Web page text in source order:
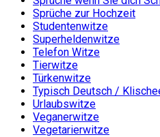
Sprüche zur Hochzeit
Studentenwitze
Superheldenwitze
Telefon Witze
Tierwitze
Türkenwitze
Typisch Deutsch /
Urlaubswitze
Veganerwitze
Vegetarierwitze